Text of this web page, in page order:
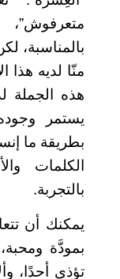
بالمناسبة،
منّا لديه
هذه الجملة
يستمر
بطريقة ما
الكلمات
بالتجربة.
يمكنك أن
بمودَّة
تؤذى أحدًا،